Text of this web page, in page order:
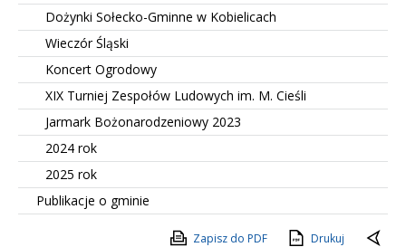
Dożynki Sołecko-Gminne w Kobielicach
Wieczór Śląski
Koncert Ogrodowy
XIX Turniej Zespołów Ludowych im. M. Cieśli
Jarmark Bożonarodzeniowy 2023
2024 rok
2025 rok
Publikacje o gminie
Zapisz do PDF Drukuj